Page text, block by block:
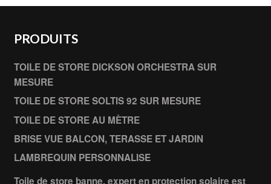
PRODUITS
TOILE DE STORE DICKSON ORCHESTRA SUR
MESURE
TOILE DE STORE SOLTIS 92 SUR MESURE
TOILE DE STORE AU MÈTRE
BRISE VUE BALCON, TERASSE ET JARDIN
LAMBREQUIN PERSONNALISE
Toile de store banne, expert en protection solaire est